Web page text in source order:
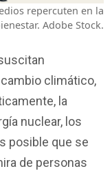
repercuten en la
Adobe Stock.
climático,
la
nuclear, los
posible que se
de personas